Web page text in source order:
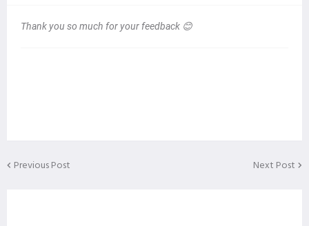
Thank you so much for your feedback 😊
Previous Post Next Post